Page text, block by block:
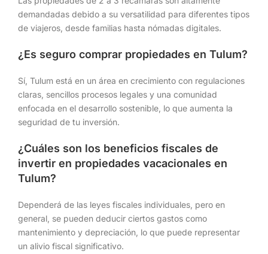
demandadas debido a su versatilidad para diferentes tipos
de viajeros, desde familias hasta nómadas digitales.
¿Es seguro comprar propiedades en Tulum?
Sí, Tulum está en un área en crecimiento con regulaciones
claras, sencillos procesos legales y una comunidad
enfocada en el desarrollo sostenible, lo que aumenta la
seguridad de tu inversión.
¿Cuáles son los beneficios fiscales de
invertir en propiedades vacacionales en
Tulum?
Dependerá de las leyes fiscales individuales, pero en
general, se pueden deducir ciertos gastos como
mantenimiento y depreciación, lo que puede representar
un alivio fiscal significativo.